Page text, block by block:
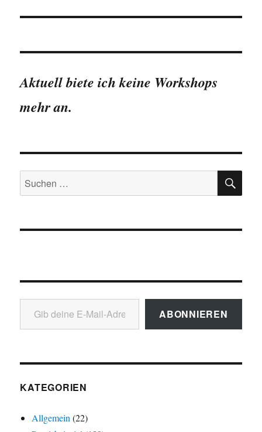
Aktuell biete ich keine Workshops
mehr an.
Suchen
nach:
Gib deine E-Mail-Adresse ein ...
ABONNIEREN
KATEGORIEN
Allgemein (22)